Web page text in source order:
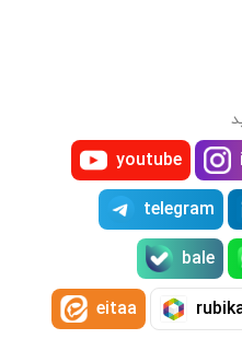
youtube
telegram
bale
eitaa